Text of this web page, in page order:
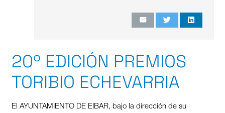
20º EDICIÓN PREMIOS
TORIBIO ECHEVARRIA
El AYUNTAMIENTO DE EIBAR, bajo la dirección de su